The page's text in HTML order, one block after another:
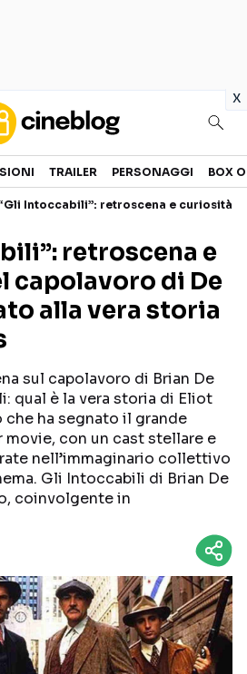
x
CANALI STREAMING
TRAILER
BOX OFFICE
TRAILER PERSONAGGI BOX
Intoccabili”: retroscena e curiosità
retroscena e
capolavoro di De
alla vera storia
sul capolavoro di Brian De
qual è la vera storia di Eliot
che ha segnato il grande
con un cast stellare e
nell’immaginario collettivo
Gli Intoccabili di Brian De
coinvolgente in